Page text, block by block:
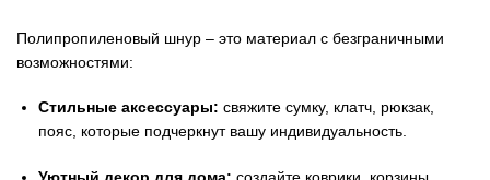
Полипропиленовый шнур – это материал с безграничными
возможностями:
Стильные аксессуары: свяжите сумку, клатч, рюкзак,
пояс, которые подчеркнут вашу индивидуальность.
Уютный декор для дома: создайте коврики, корзины,